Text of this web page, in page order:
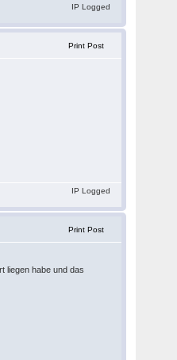
IP Logged
Print Post
IP Logged
Print Post
liegen habe und das